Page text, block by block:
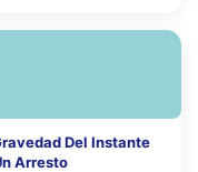
Del Instante
Arresto